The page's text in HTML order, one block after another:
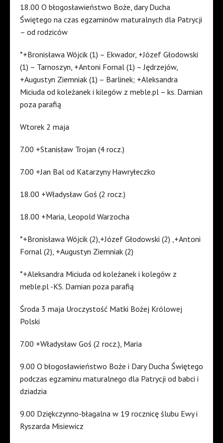
18.00 O błogosławieństwo Boże, dary Ducha
Świętego na czas egzaminów maturalnych dla Patrycji
– od rodziców
*+Bronisława Wójcik (1) – Ekwador, +Józef Głodowski
(1) – Tarnoszyn, +Antoni Fornal (1) – Jędrzejów,
+Augustyn Ziemniak (1) – Barlinek; +Aleksandra
Miciuda od koleżanek i kilegów z meble.pl – ks. Damian
poza parafią
Wtorek 2 maja
7.00 +Stanisław Trojan (4 rocz.)
7.00 +Jan Bal od Katarzyny Hawryłeczko
18.00 +Władysław Goś (2 rocz.)
18.00 +Maria, Leopold Warzocha
*+Bronisława Wójcik (2),+Józef Głodowski (2) ,+Antoni
Fornal (2), +Augustyn Ziemniak (2)
*+Aleksandra Miciuda od koleżanek i kolegów z
meble.pl -KS. Damian poza parafią
Środa 3 maja Uroczystość Matki Bożej Królowej
Polski
7.00 +Władysław Goś (2 rocz.), Maria
9.00 O błogosławieństwo Boże i Dary Ducha Świętego
podczas egzaminu maturalnego dla Patrycji od babci i
dziadzia
9.00 Dziękczynno-błagalna w 19 rocznicę ślubu Ewy i
Ryszarda Misiewicz